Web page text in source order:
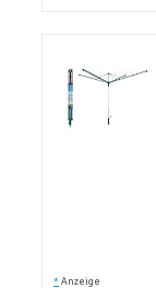
* Anzeige